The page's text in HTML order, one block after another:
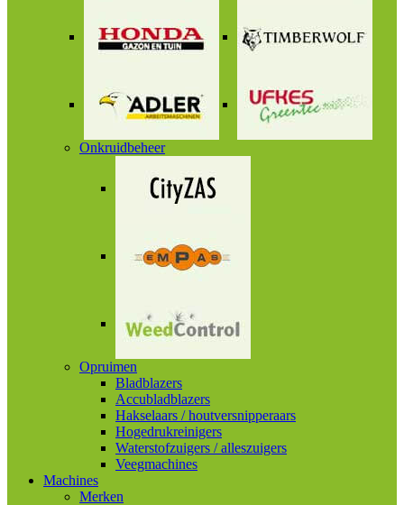
Onkruidbeheer
Opruimen
Bladblazers
Accubladblazers
Hakselaars / houtversnipperaars
Hogedrukreinigers
Waterstofzuigers / alleszuigers
Veegmachines
Machines
Merken